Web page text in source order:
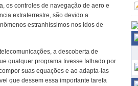
os controles de navegação de aero e
extraterrestre, são devido a
estranhíssimos nos idos de
a descoberta de
qualquer programa tivesse falhado por
suas equações e ao adapta-las
que dessem essa importante tarefa